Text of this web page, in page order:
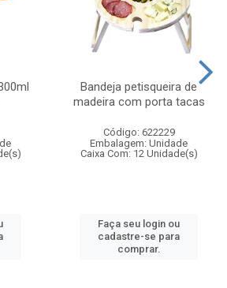
Bandeja petisqueira de
madeira com porta tacas
Código: 622229
Embalagem: Unidade
Caixa Com: 12 Unidade(s)
Faça seu login ou
cadastre-se para
comprar.